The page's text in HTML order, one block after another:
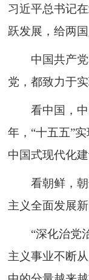
习近平总书记
跃发展，给两
中国共产
党，都致力于
看中国，
年，“十五五”
中国式现代化建
看朝鲜，
主义全面发展新
“深化治党
主义事业不断